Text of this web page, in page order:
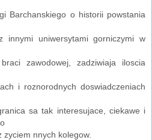
Barchanskiego o historii powstania
innymi uniwersytami gorniczymi w
zawodowej, zadziwiaja iloscia
i roznorodnych doswiadczeniach
sa tak interesujace, ciekawe i
nnych kolegow.